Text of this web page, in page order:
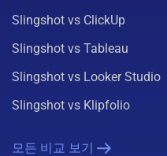
Slingshot vs ClickUp
Slingshot vs Tableau
Slingshot vs Looker Studio
Slingshot vs Klipfolio
모든 비교 보기